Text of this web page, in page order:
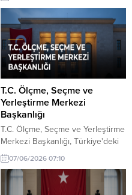
Derinleşme Kongresi
düzenlenecek hakkında son
gelişmeler. Başkentte Türkiye
Yüzyılı Maarif Modeli ile Dil ve
Düşüncede Derinleşme Kongresi,
eğitimde yenilikçi yaklaşımları
T.C. Ölçme, Seçme ve
Yerleştirme Merkezi
Başkanlığı
T.C. Ölçme, Seçme ve Yerleştirme
Merkezi Başkanlığı, Türkiye'deki
sınav ve yerleştirme süreçlerini
yöneten resmi kurumdur. ÖSYM,
eğitim alanında önemli bir rol
oynamaktadır.
07/06/2026 07:10